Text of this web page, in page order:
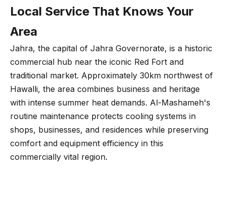
Local Service That Knows Your
Area
Jahra, the capital of Jahra Governorate, is a historic
commercial hub near the iconic Red Fort and
traditional market. Approximately 30km northwest of
Hawalli, the area combines business and heritage
with intense summer heat demands. Al-Mashameh's
routine maintenance protects cooling systems in
shops, businesses, and residences while preserving
comfort and equipment efficiency in this
commercially vital region.